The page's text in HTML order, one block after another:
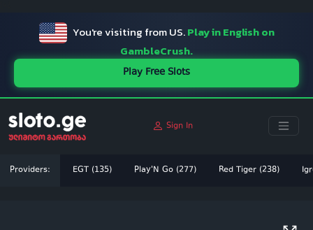
You're visiting from US.Play in English on
GambleCrush.
Play Free Slots
Sign In
Providers: EGT (135) Play'N Go (277) Red Tiger (238)